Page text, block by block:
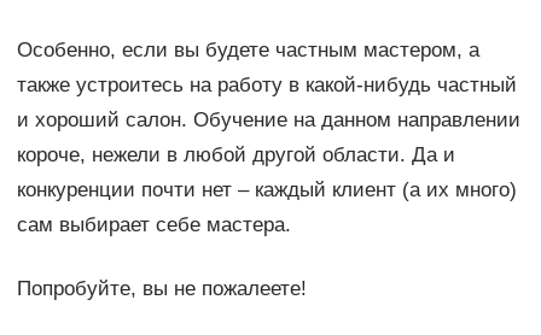
Особенно, если вы будете частным мастером, а
также устроитесь на работу в какой-нибудь частный
и хороший салон. Обучение на данном направлении
короче, нежели в любой другой области. Да и
конкуренции почти нет – каждый клиент (а их много)
сам выбирает себе мастера.
Попробуйте, вы не пожалеете!